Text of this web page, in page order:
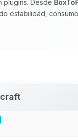
plugins. Desde
estabilidad,